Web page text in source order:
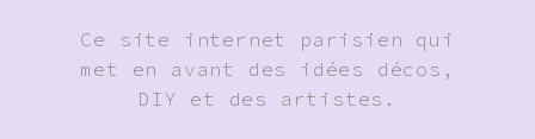
Ce site internet parisien qui
met en avant des idées décos,
DIY et des artistes.